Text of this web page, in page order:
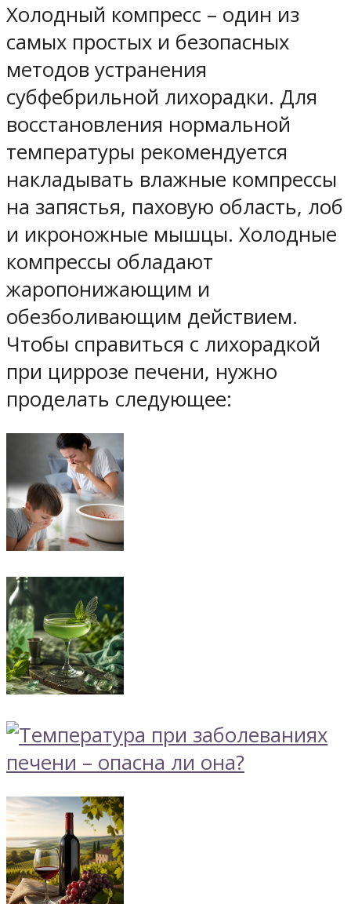
Холодный компресс – один из
самых простых и безопасных
методов устранения
субфебрильной лихорадки. Для
восстановления нормальной
температуры рекомендуется
накладывать влажные компрессы
на запястья, паховую область, лоб
и икроножные мышцы. Холодные
компрессы обладают
жаропонижающим и
обезболивающим действием.
Чтобы справиться с лихорадкой
при циррозе печени, нужно
проделать следующее: